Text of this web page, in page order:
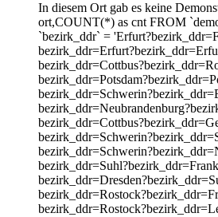
In diesem Ort gab es keine
ort,COUNT(*) as cnt FROM
`bezirk_ddr` =